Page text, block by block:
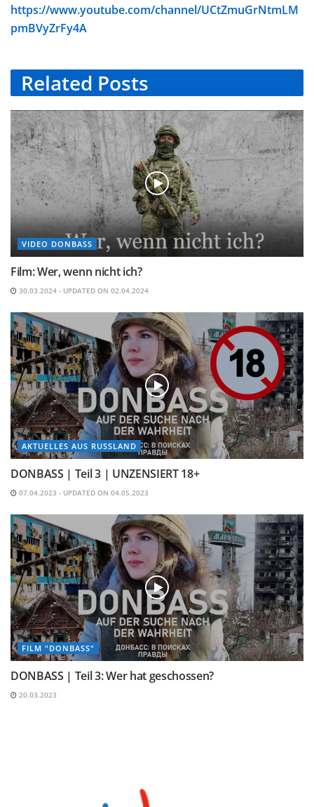
https://www.youtube.com/channel/UCtZmuGrNtmLM
pmBVyZrFy4A
Related Posts
VIDEO DONBASS
Film: Wer, wenn nicht ich?
30.03.2024 - UPDATED ON 02.04.2024
AKTUELLES AUS RUSSLAND
DONBASS | Teil 3 | UNZENSIERT 18+
07.04.2023 - UPDATED ON 04.05.2023
FILM "DONBASS"
DONBASS | Teil 3: Wer hat geschossen?
20.03.2023